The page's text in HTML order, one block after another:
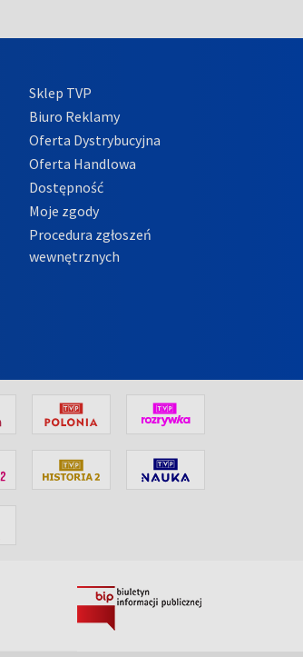
Sklep TVP
Biuro Reklamy
Oferta Dystrybucyjna
Oferta Handlowa
Dostępność
Moje zgody
Procedura zgłoszeń
wewnętrznych